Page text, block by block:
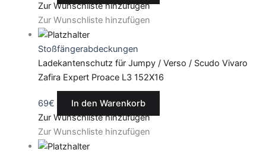
Zur Wunschliste hinzufügen
Zur Wunschliste hinzufügen
Stoßfängerabdeckungen
Ladekantenschutz für Jumpy / Verso / Scudo Vivaro
Zafira Expert Proace L3 152X16
69€
In den Warenkorb
Zur Wunschliste hinzufügen
Zur Wunschliste hinzufügen